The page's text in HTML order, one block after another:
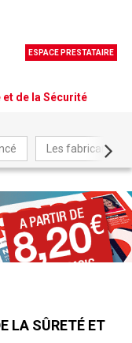
ESPACE PRESTATAIRE
de la Sécurité
Les fabricants
LA SÛRETÉ ET